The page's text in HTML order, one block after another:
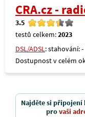
CRA.cz -
3.5
testů celkem:2023
DSL/ADSL: stahování:
Dostupnost v celém
Najděte si
provaši